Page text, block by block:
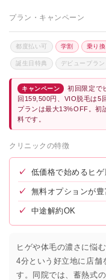
プラン・キャンペーン
都度払い可 学割 乗り換
誕生日特典 デビュープラン
キャンペーン
初回限定で
回159,500円、VIO脱毛は5
プランは最大13%OFF。初
料です。
クリニックの特徴
✓ 低価格で始めるヒゲ
✓ 無料オプションが豊
✓ 中途解約OK
ヒゲや体毛の濃さに悩
4分という好立地に店舗
す。同院では、蓄熱式